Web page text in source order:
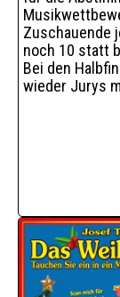
Erleben Sie
Jahres
festlich
Zuschauende
noch 10 statt
Bei den
wieder Jurys